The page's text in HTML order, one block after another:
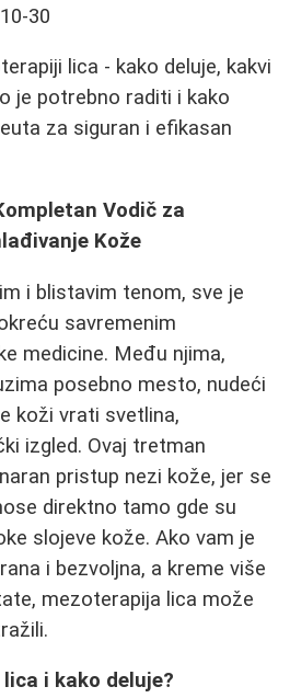
30
lica - kako deluje, kakvi
je potrebno raditi i kako
za siguran i efikasan
Vodič za
Kože
i blistavim tenom, sve je
savremenim
medicine. Među njima,
posebno mesto, nudeći
koži vrati svetlina,
izgled. Ovaj tretman
pristup nezi kože, jer se
direktno tamo gde su
slojeve kože. Ako vam je
i bezvoljna, a kreme više
mezoterapija lica može
i kako deluje?